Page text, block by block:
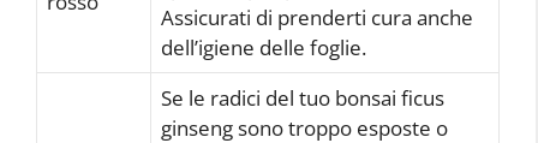
Assicurati di prenderti cura anche
dell’igiene delle foglie.
Se le radici del tuo bonsai ficus
ginseng sono troppo esposte o